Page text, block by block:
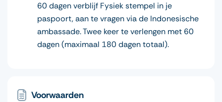
60 dagen verblijf Fysiek stempel in je
paspoort, aan te vragen via de Indonesische
ambassade. Twee keer te verlengen met 60
dagen (maximaal 180 dagen totaal).
Voorwaarden